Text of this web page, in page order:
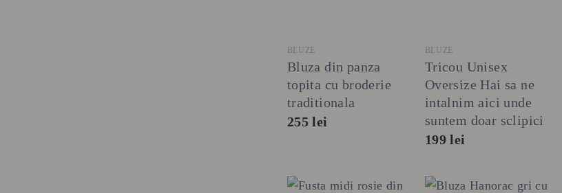
BLUZE
Bluza din panza
topita cu broderie
traditionala
255lei
BLUZE
Tricou Unisex
Oversize Hai sa ne
intalnim aici unde
suntem doar sclipici
199lei